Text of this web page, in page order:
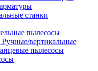
станки
пылесосы
Ручные/вертикальные
пылесосы